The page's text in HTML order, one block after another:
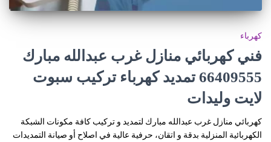
كهرباء
فني كهربائي منازل غرب عبدالله مبارك
66409555 تمديد كهرباء تركيب سبوت
لايت وليدات
كهربائي منازل غرب عبدالله مبارك لتمديد و تركيب كافة مكونات الشبكة
الكهربائية المنزلية بدقة و اتقان، حرفية عالية في اصلاح أو صيانة التمديدات